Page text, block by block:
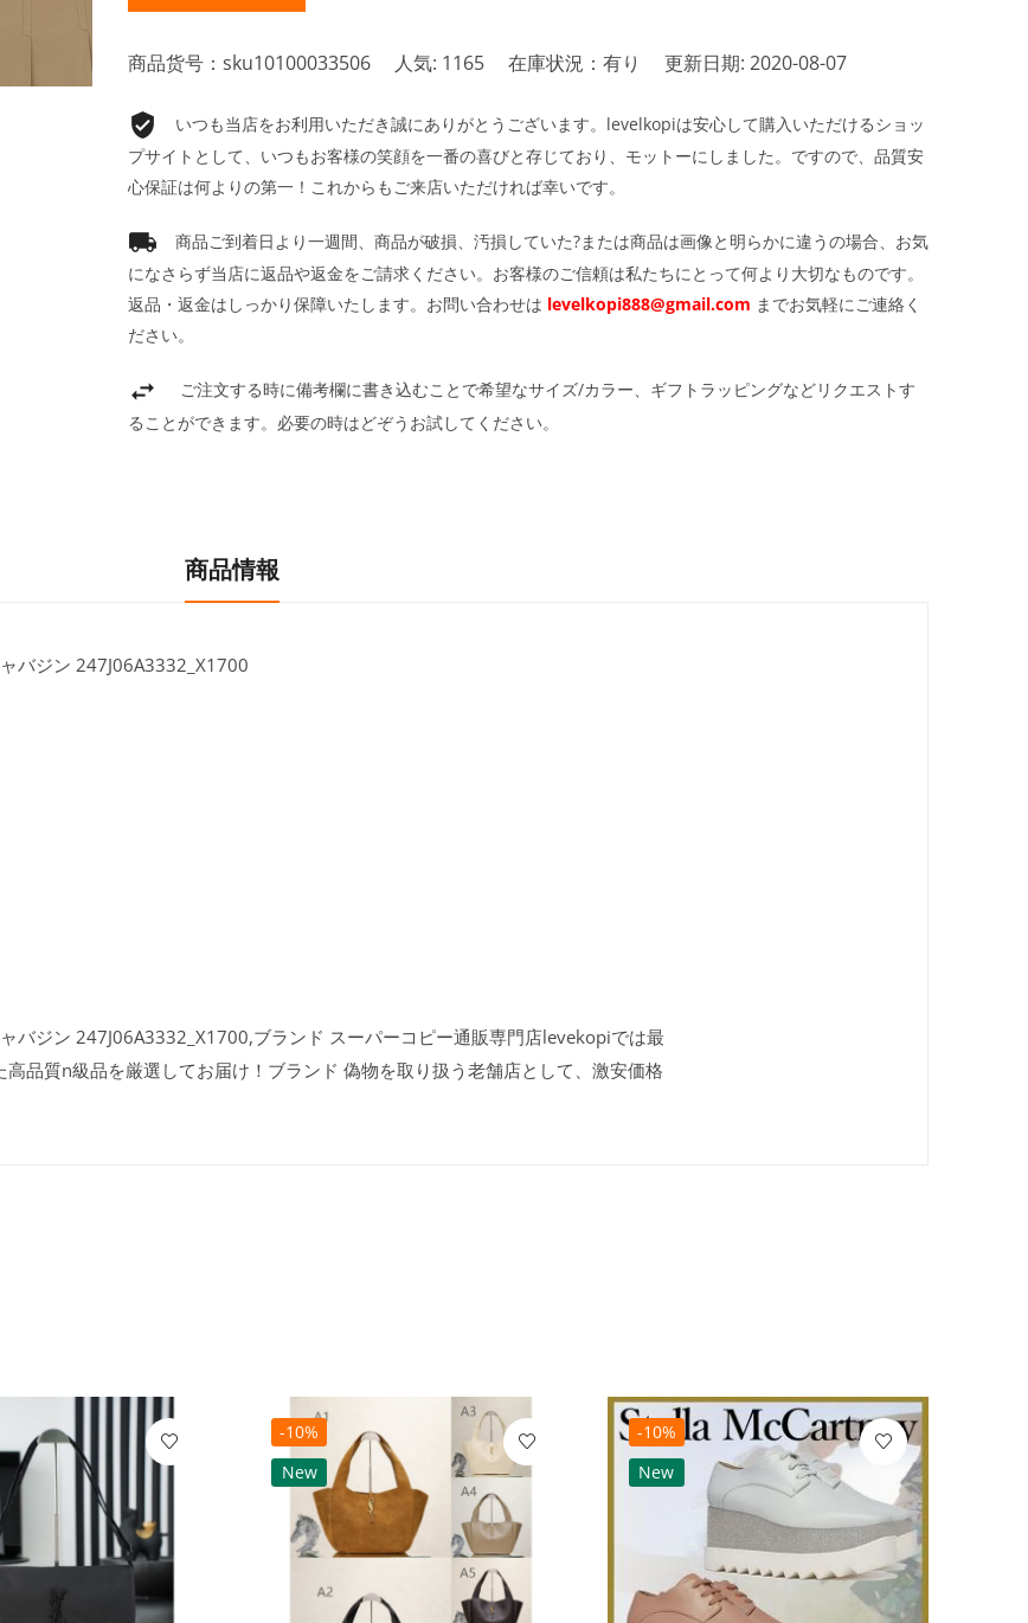
商品货号：sku10100033506 人気: 1165 在庫状況：有り 更新日期: 2020-08-07
いつも当店をお利用いただき誠にありがとうございます。levelkopiは安心して購入いただけるショッ
プサイトとして、いつもお客様の笑顔を一番の喜びと存じており、モットーにしました。ですので、品質安
心保証は何よりの第一！これからもご来店いただければ幸いです。
商品ご到着日より一週間、商品が破損、汚損していた?または商品は画像と明らかに違うの場合、お気
になさらず当店に返品や返金をご請求ください。お客様のご信頼は私たちにとって何より大切なものです。
返品・返金はしっかり保障いたします。お問い合わせは levelkopi888@gmail.com までお気軽にご連絡く
ださい。
ご注文する時に備考欄に書き込むことで希望なサイズ/カラー、ギフトラッピングなどリクエストす
ることができます。必要の時はどぞうお試してください。
商品情報
バジン 247J06A3332_X1700
バジン 247J06A3332_X1700,ブランド スーパーコピー通販専門店levekopiでは最
品質n級品を厳選してお届け！ブランド 偽物を取り扱う老舗店として、激安価格
-10%
New
-10%
New